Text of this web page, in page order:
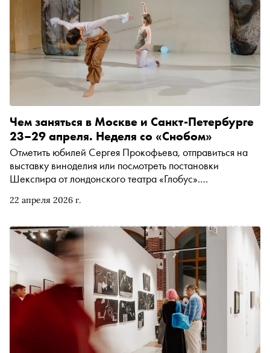
открылась первая галерея современного искусства
«Буксир». Автор «Сноба» Катерина Алабина побывала
на фестивале и отследила, в какие уголки Ельца ведут
пути современного искусства
22 апреля 2026 г.
Чем заняться в Москве и Санкт-Петербурге
23–29 апреля. Неделя со «Снобом»
Отметить юбилей Сергея Прокофьева, отправиться на
выставку виноделия или посмотреть постановки
Шекспира от лондонского театра «Глобус».
ближайшей неделе